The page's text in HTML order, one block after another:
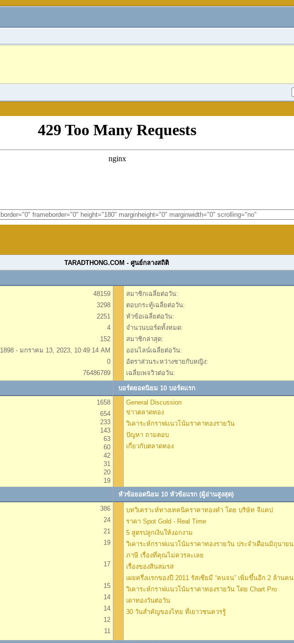
TARADTHONG.COM - ศูนย์กลางสถิติ
48159
3298
2251
4
152
1898 - มกราคม 13, 2023, 10:49:14 AM
0
76486789
สมาชิกเฉลี่ยต่อวัน:
ตอบกระทู้เฉลี่ยต่อวัน:
หัวข้อเฉลี่ยต่อวัน:
จำนวนบอร์ดทั้งหมด:
สมาชิกล่าสุด:
ออนไลน์เฉลี่ยต่อวัน:
อัตราส่วนระหว่างชายกับหญิง:
เฉลี่ยเพจวิวต่อวัน:
บอร์ดยอดนิยม 10 บอร์ดแรก
1658
654
233
143
63
60
42
31
20
19
General Discussion
ข่าวตลาดทอง
วิเคาระห์กราฟแนวโน้มราคาทองรายวัน
ปัญหา ถามตอบ
เกี่ยวกับตลาดทอง
หัวข้อยอดนิยม 10 หัวข้อแรก (ผู้อ่านสูงสุด)
386
24
21
19
17
15
14
14
12
11
บทวิเคราะห์ทางเทคนิคราคาทองคำ โดย บริษัท จีแคป
ราคา Spot Gold - Real Time
5 สูตรปลูกเงินให้งอกงาม
วิเคาระห์กราฟแนวโน้มราคาทองรายวัน ประจำเดือนมิถุนายน
ภาษี เรื่องที่คุณไม่ควรละเลย
เรื่องของสินสมรส
เผยครึ่งแรกของปี 2011 รัสเซียมี “คนจน” เพิ่มขึ้นอีก 2 ล้านคน
วิเคาระห์กราฟแนวโน้มราคาทองรายวัน โดย Chart Pro
เดาทองวันต่อวัน
30 วันสำคัญของไทย ที่เยาวชนควรรู้